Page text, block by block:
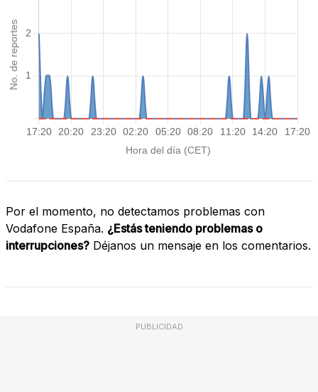
Por el momento, no detectamos problemas con
Vodafone España. ¿Estás teniendo problemas o
interrupciones? Déjanos un mensaje en los comentarios.
PUBLICIDAD